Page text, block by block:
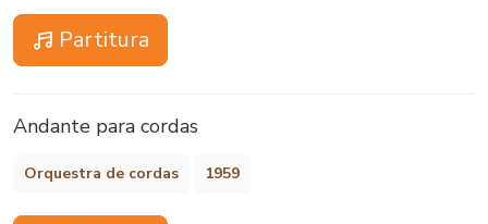
Partitura
Andante para cordas
Orquestra de cordas 1959